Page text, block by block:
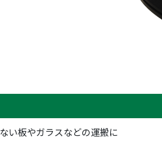
い板やガラスなどの運搬に